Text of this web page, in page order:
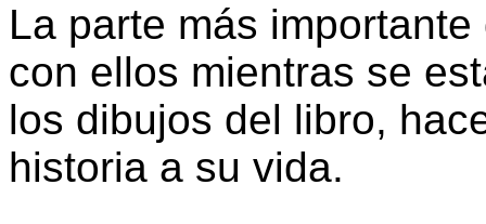
La parte más
con ellos mientras se
los dibujos del libro,
historia a su vida.